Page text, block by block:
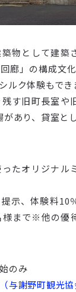
物として建築
廊」の構成文
ルク体験もでき
す旧町長室や
あり、貸室と
ったオリジナル
示、体験料10
まで※他の優
のみ
与謝野町観光協